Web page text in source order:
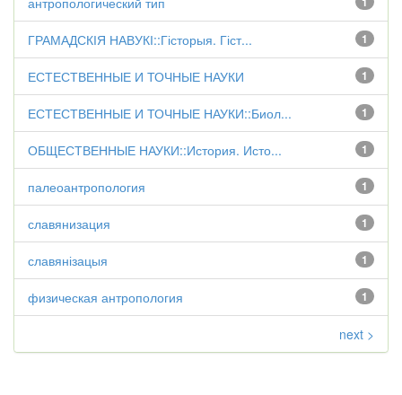
1
ГРАМАДСКІЯ НАВУКІ::Гісторыя. Гіст...
1
ЕСТЕСТВЕННЫЕ И ТОЧНЫЕ НАУКИ
1
ЕСТЕСТВЕННЫЕ И ТОЧНЫЕ НАУКИ::Биол...
1
ОБЩЕСТВЕННЫЕ НАУКИ::История. Исто...
1
палеоантропология
1
славянизация
1
славянізацыя
1
физическая антропология
next >